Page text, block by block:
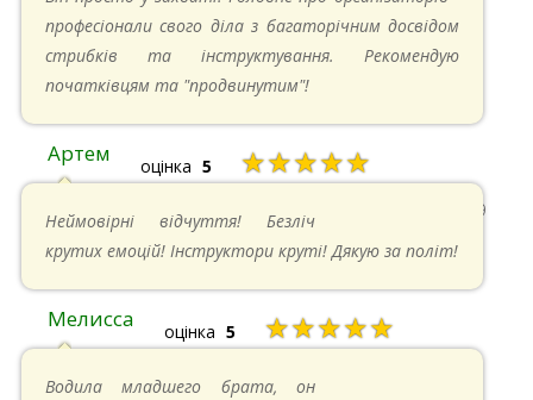
професіонали свого діла з багаторічним досвідом
стрибків та інструктування. Рекомендую
початківцям та "продвинутим"!
Артем оцінка 5 ★★★★★
22.06.2024 в 15:59
Неймовірні відчуття! Безліч
крутих емоцій! Інструктори круті! Дякую за політ!
Мелисса оцінка 5 ★★★★★
Водила младшего брата, он